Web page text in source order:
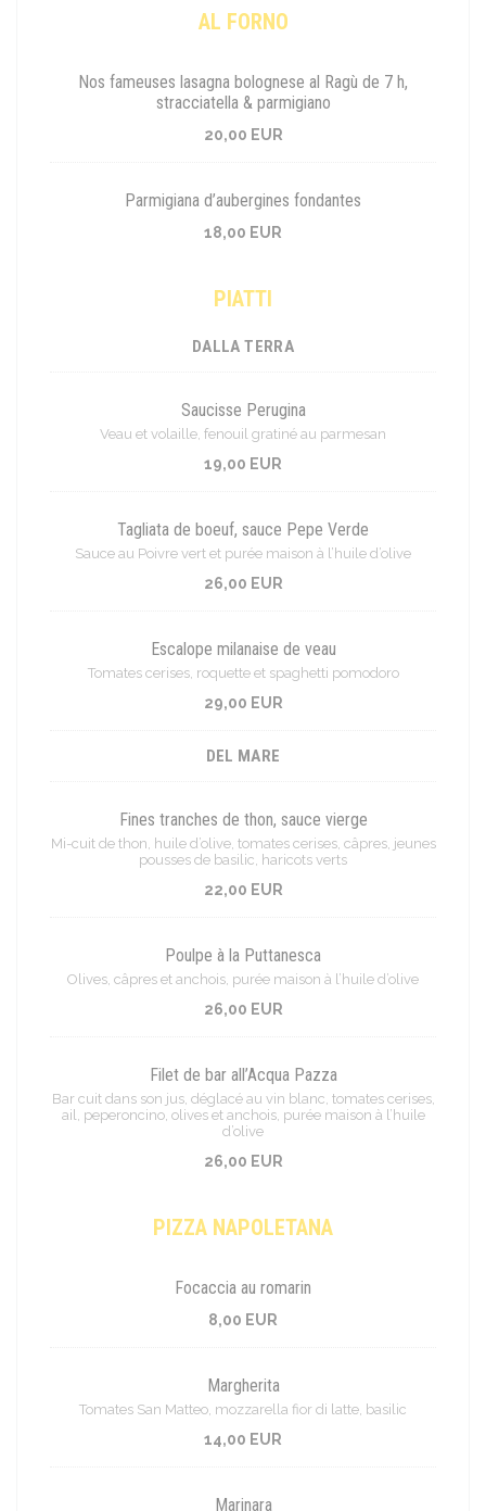
AL FORNO
Nos fameuses lasagna bolognese al Ragù de 7 h,
stracciatella & parmigiano
20,00 EUR
Parmigiana d’aubergines fondantes
18,00 EUR
PIATTI
DALLA TERRA
Saucisse Perugina
Veau et volaille, fenouil gratiné au parmesan
19,00 EUR
Tagliata de boeuf, sauce Pepe Verde
Sauce au Poivre vert et purée maison à l’huile d’olive
26,00 EUR
Escalope milanaise de veau
Tomates cerises, roquette et spaghetti pomodoro
29,00 EUR
DEL MARE
Fines tranches de thon, sauce vierge
Mi-cuit de thon, huile d’olive, tomates cerises, câpres, jeunes
pousses de basilic, haricots verts
22,00 EUR
Poulpe à la Puttanesca
Olives, câpres et anchois, purée maison à l’huile d’olive
26,00 EUR
Filet de bar all’Acqua Pazza
Bar cuit dans son jus, déglacé au vin blanc, tomates cerises,
ail, peperoncino, olives et anchois, purée maison à l’huile
d’olive
26,00 EUR
PIZZA NAPOLETANA
Focaccia au romarin
8,00 EUR
Margherita
Tomates San Matteo, mozzarella fior di latte, basilic
14,00 EUR
Marinara